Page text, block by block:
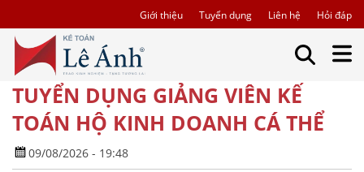
Giới thiệu Tuyển dụng Liên hệ Hỏi đáp
TUYỂN DỤNG GIẢNG VIÊN KẾ
TOÁN HỘ KINH DOANH CÁ THỂ
09/08/2026 - 19:48